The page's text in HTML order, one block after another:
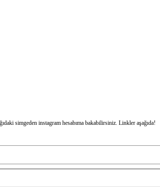
simgeden instagram hesabıma bakabilirsiniz. Linkler aşağıda!